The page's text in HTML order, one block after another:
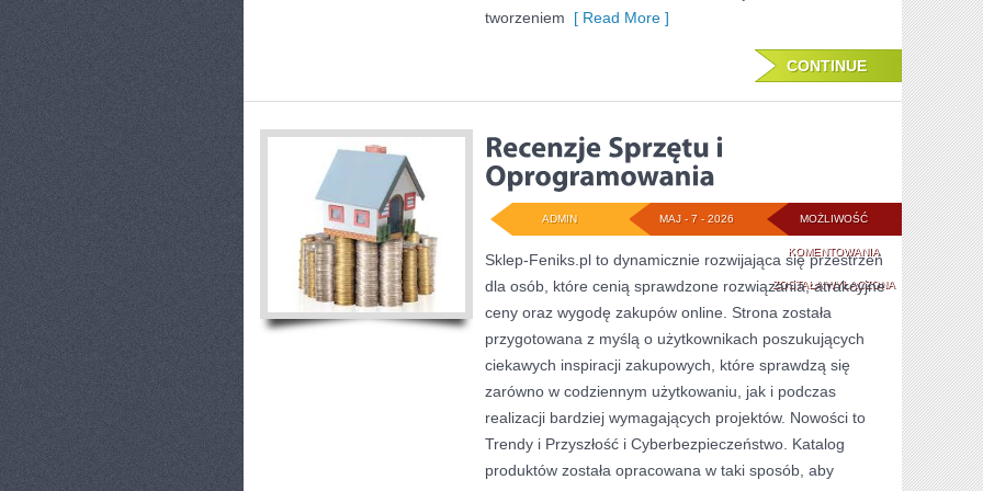
tworzeniem [ Read More ]
CONTINUE
MOŻLIWOŚĆ
KOMENTOWANIARECENZJE
SPRZĘTU
ZOSTAŁA WYŁĄCZONA
MAJ - 7 - 2026
ADMIN
Sklep-Feniks.pl to dynamicznie rozwijająca się przestrzeń
dla osób, które cenią sprawdzone rozwiązania, atrakcyjne
ceny oraz wygodę zakupów online. Strona została
przygotowana z myślą o użytkownikach poszukujących
ciekawych inspiracji zakupowych, które sprawdzą się
zarówno w codziennym użytkowaniu, jak i podczas
realizacji bardziej wymagających projektów. Nowości to
Trendy i Przyszłość i Cyberbezpieczeństwo. Katalog
produktów została opracowana w taki sposób, aby